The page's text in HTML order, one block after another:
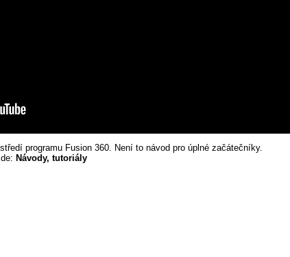
programu Fusion 360. Není to návod pro úplné začátečníky.
Návody, tutoriály